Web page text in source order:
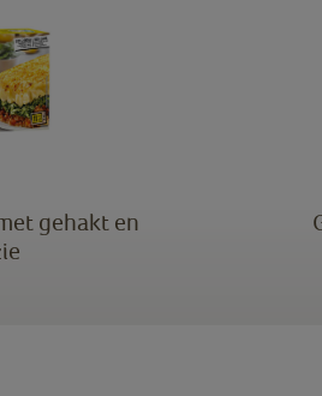
gehakt en